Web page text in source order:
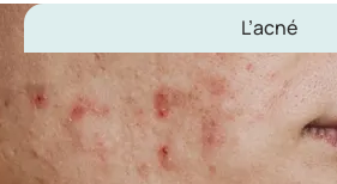
L’acné